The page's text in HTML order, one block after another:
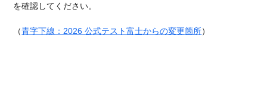
を確認してください。
（青字下線：2026 公式テスト富士からの変更箇所）